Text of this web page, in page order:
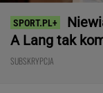
A Lang tak
SUBSKRYPCJA